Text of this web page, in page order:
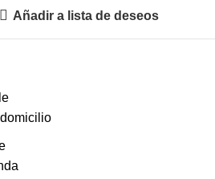
Añadir a lista de deseos